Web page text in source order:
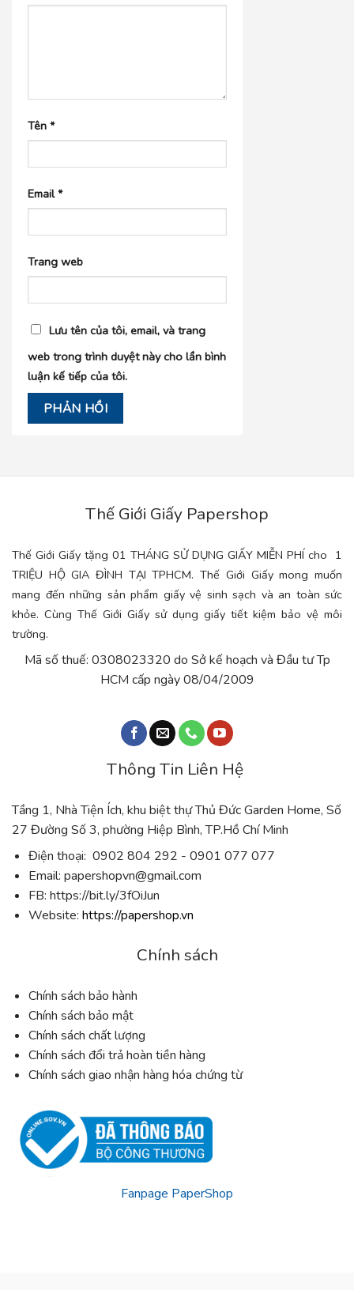
Tên *
Email*
Trang web
Lưu tên của tôi, email, và trang
web trong trình duyệt này cho lần bình
luận kế tiếp của tôi.
Thế Giới Giấy Papershop
Thế Giới Giấy tặng 01 THÁNG SỬ DỤNG GIẤY MIỄN PHÍ cho 1
TRIỆU HỘ GIA ĐÌNH TẠI TPHCM. Thế Giới Giấy mong muốn
mang đến những sản phẩm giấy vệ sinh sạch và an toàn sức
khỏe. Cùng Thế Giới Giấy sử dụng giấy tiết kiệm bảo vệ môi
trường.
Mã số thuế: 0308023320 do Sở kế hoạch và Đầu tư Tp
HCM cấp ngày 08/04/2009
Thông Tin Liên Hệ
Tầng 1, Nhà Tiện Ích, khu biệt thự Thủ Đức Garden Home, Số
27 Đường Số 3, phường Hiệp Bình, TP.Hồ Chí Minh
Điện thoại: 0902 804 292 - 0901 077 077
Email: papershopvn@gmail.com
FB: https://bit.ly/3fOiJun
Website: https://papershop.vn
Chính sách
Chính sách bảo hành
Chính sách bảo mật
Chính sách chất lượng
Chính sách đổi trả hoàn tiền hàng
Chính sách giao nhận hàng hóa chứng từ
Fanpage PaperShop